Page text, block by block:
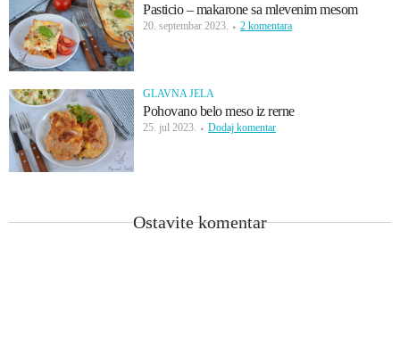
Pasticio – makarone sa mlevenim mesom
20. septembar 2023. 2 komentara
GLAVNA JELA
Pohovano belo meso iz rerne
25. jul 2023. Dodaj komentar
Ostavite komentar